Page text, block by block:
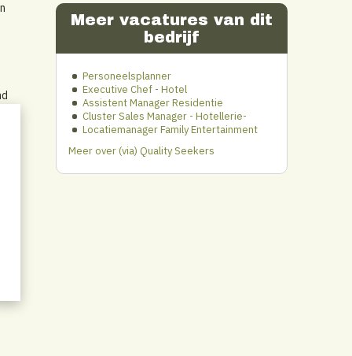
Meer vacatures van dit
bedrijf
Personeelsplanner
Executive Chef - Hotel
Assistent Manager Residentie
Cluster Sales Manager - Hotellerie-
Locatiemanager Family Entertainment
Meer over (via) Quality Seekers